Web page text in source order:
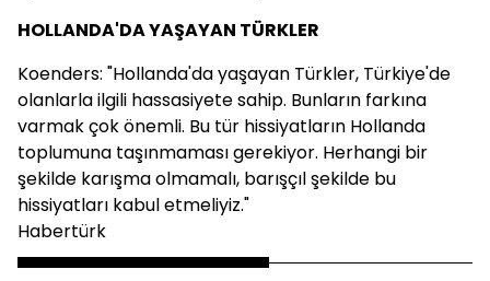
HOLLANDA'DA YAŞAYAN TÜRKLER
Koenders: "Hollanda'da yaşayan Türkler, Türkiye'de
olanlarla ilgili hassasiyete sahip. Bunların farkına
varmak çok önemli. Bu tür hissiyatların Hollanda
toplumuna taşınmaması gerekiyor. Herhangi bir
şekilde karışma olmamalı, barışçıl şekilde bu
hissiyatları kabul etmeliyiz."
Habertürk